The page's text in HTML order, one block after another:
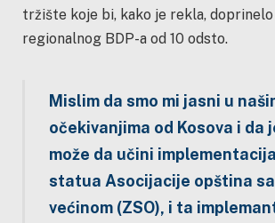
tržište koje bi, kako je rekla,
regionalnog BDP-a od 10 odsto.
Mislim da smo mi jasni u
očekivanjima od Kosova i da
može da učini
statua Asocijacije opština
većinom (ZSO), i ta